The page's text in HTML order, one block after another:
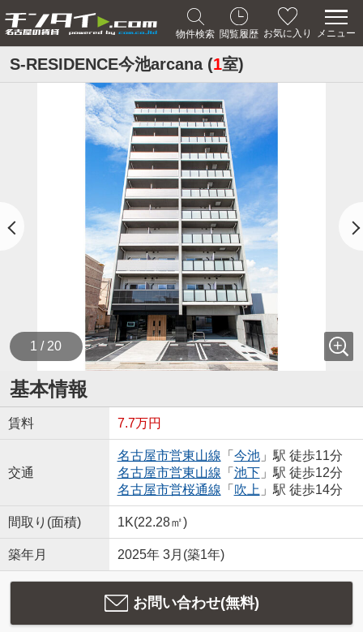
物件検索 閲覧履歴 お気に入り メニュー
S-RESIDENCE今池arcana (1室)
1 / 20
基本情報
賃料 7.7万円
交通
名古屋市営東山線 「 今池」駅 徒歩11分
名古屋市営東山線 「 池下」駅 徒歩12分
名古屋市営桜通線 「 吹上 」駅 徒歩14分
間取り(面積) 1K(22.28㎡)
築年月 2025年 3月(築1年)
お問い合わせ(無料)